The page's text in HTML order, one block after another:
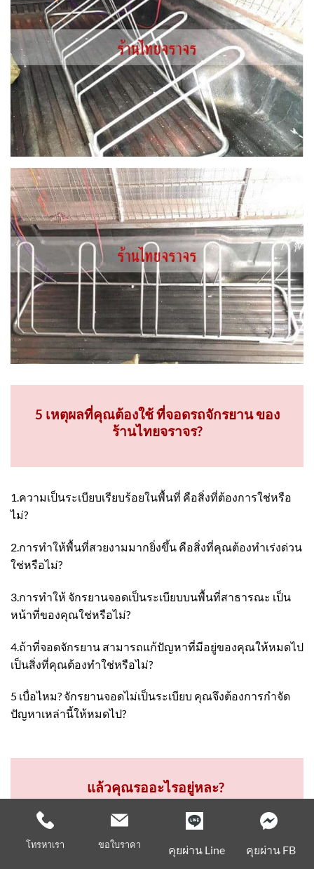
5 เหตุผลที่คุณต้องใช้ ที่จอดรถจักรยาน ของ
ร้านไทยจราจร?
1.ความเป็นระเบียบเรียบร้อยในพื้นที่ คือสิ่งที่ต้องการใช่หรือ
ไม่?
2.การทำให้พื้นที่สวยงามมากยิ่งขึ้น คือสิ่งที่คุณต้องทำเร่งด่วน
ใช่หรือไม่?
3.การทำให้ จักรยานจอดเป็นระเบียบบนพื้นที่สาธารณะ เป็น
หน้าที่ของคุณใช่หรือไม่?
4.ถ้าที่จอดจักรยาน สามารถแก้ปัญหาที่มีอยู่ของคุณให้หมดไป
เป็นสิ่งที่คุณต้องทำใช่หรือไม่?
5 เบื่อไหม? จักรยานจอดไม่เป็นระเบียบ คุณจึงต้องการกำจัด
ปัญหาเหล่านี้ให้หมดไป?
แล้วคุณรออะไรอยู่หละ?
ร้านไทยจราจร คือผู้เชี่ยวชาญในเรื่อง ที่จอดจักรยานโดยเรา
โทรหาเรา ขอใบราคา คุยผ่าน Line คุยผ่าน FB